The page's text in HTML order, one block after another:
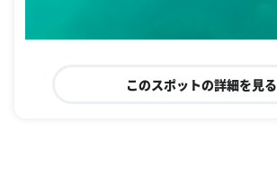
このスポットの詳細を見る